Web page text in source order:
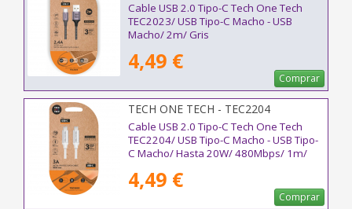
Cable USB 2.0 Tipo-C Tech One Tech
TEC2023/ USB Tipo-C Macho - USB
Macho/ 2m/ Gris
4,49 €
Comprar
TECH ONE TECH - TEC2204
Cable USB 2.0 Tipo-C Tech One Tech
TEC2204/ USB Tipo-C Macho - USB Tipo-
C Macho/ Hasta 20W/ 480Mbps/ 1m/
4,49 €
Comprar